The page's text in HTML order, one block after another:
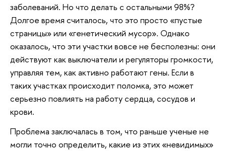
заболеваний. Но что делать с остальными 98%?
Долгое время считалось, что это просто «пустые
страницы» или «генетический мусор». Однако
оказалось, что эти участки вовсе не бесполезны: они
действуют как выключатели и регуляторы громкости,
управляя тем, как активно работают гены. Если в
таких участках происходит поломка, это может
серьезно повлиять на работу сердца, сосудов и
крови.
Проблема заключалась в том, что раньше ученые не
могли точно определить, какие из этих «невидимых»